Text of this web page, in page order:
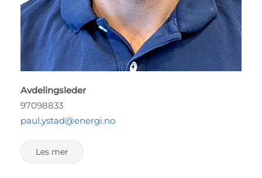
Avdelingsleder
97098833
paul.ystad@energi.no
Les mer